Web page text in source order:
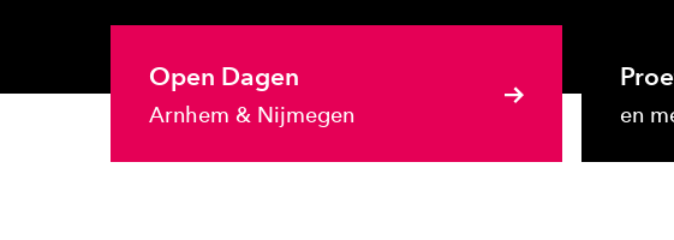
Open Dagen
Arnhem & Nijmegen en